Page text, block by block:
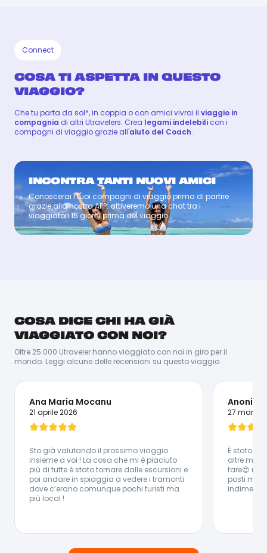
Connect
COSA TI ASPETTA IN QUESTO
VIAGGIO?
Che tu parta da sol*, in coppia o con amici vivrai il viaggio in
compagnia di altri Utravelers. Crea legami indelebili con i
compagni di viaggio grazie all'aiuto del Coach.
INCONTRA TANTI NUOVI AMICI
Conoscerai i tuoi compagni di viaggio prima di partire
grazie alla nostra APP: attiveremo una chat tra i
viaggiatori 15 giorni prima del viaggio.
Coach
ANNA
La più grande esperta di Reggae nel giro di 20 km, non
c'è persona migliore di Anna per il tuo viaggio in
Giamaica! Avventurosa, amante della natura e dello
snorkeling: il suo obiettivo è quello di farti vivere
un'esperienza da vero local alla scoperta della
Giamaica!
Lingue Parlate:
COSA DICE CHI HA GIÀ
VIAGGIATO CON NOI?
Oltre 25.000 Utraveler hanno viaggiato con noi in giro per il
mondo. Leggi alcune delle recensioni su questo viaggio.
Ana Maria Mocanu
21 aprile 2026
Sto già valutando il prossimo viaggio
insieme a voi ! La cosa che mi è piaciuto
più di tutte è stato tornare dalle escursioni e
poi andare in spiaggia a vedere i tramonti
dove c’erano comunque pochi turisti ma
più local !
Anonimo
27 marzo
È stato
altre mille
fare😍
posti